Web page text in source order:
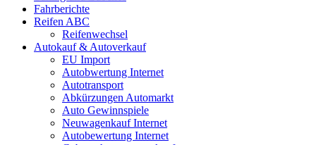
Fahrberichte
Reifen ABC
Reifenwechsel
Autokauf & Autoverkauf
EU Import
Autobwertung Internet
Autotransport
Abkürzungen Automarkt
Auto Gewinnspiele
Neuwagenkauf Internet
Autobewertung Internet